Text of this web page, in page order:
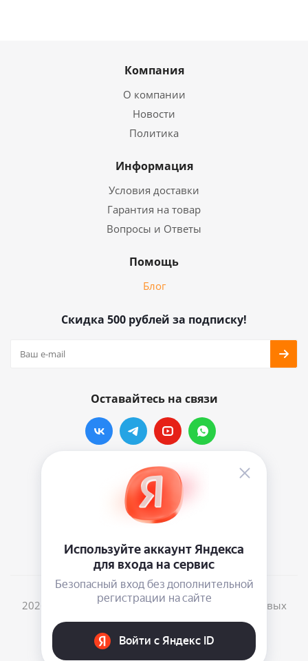
Компания
О компании
Новости
Политика
Информация
Условия доставки
Гарантия на товар
Вопросы и Ответы
Помощь
Блог
Скидка 500 рублей за подписку!
Оставайтесь на связи
Наши контакты
info@vinylmarkt.ru
2026 © Винилмаркт - интернет-магазин виниловых
пластинок